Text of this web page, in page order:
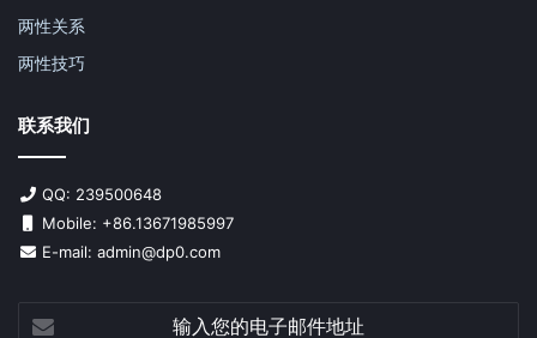
两性关系
两性技巧
联系我们
QQ: 239500648
Mobile: +86.13671985997
E-mail: admin@dp0.com